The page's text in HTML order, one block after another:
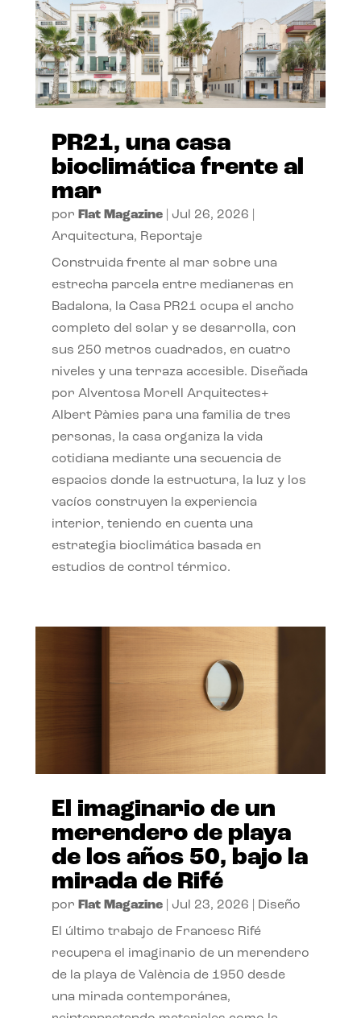
PR21, una casa
bioclimática frente al
mar
por Flat Magazine| Jul 26, 2026
Arquitectura, Reportaje
Construida frente al mar sobre una
estrecha parcela entre medianeras en
Badalona, la Casa PR21 ocupa el ancho
completo del solar y se desarrolla, con
sus 250 metros cuadrados, en cuatro
niveles y una terraza accesible. Diseñada
por Alventosa Morell Arquitectes+
Albert Pàmies para una familia de tres
personas, la casa organiza la vida
cotidiana mediante una secuencia de
espacios donde la estructura, la luz y los
vacíos construyen la experiencia
interior, teniendo en cuenta una
estrategia bioclimática basada en
estudios de control térmico.
El imaginario de un
merendero de playa
de los años 50, bajo la
mirada de Rifé
por Flat Magazine| Jul 23, 2026 Diseño
El último trabajo de Francesc Rifé
recupera el imaginario de un merendero
de la playa de València de 1950 desde
una mirada contemporánea,